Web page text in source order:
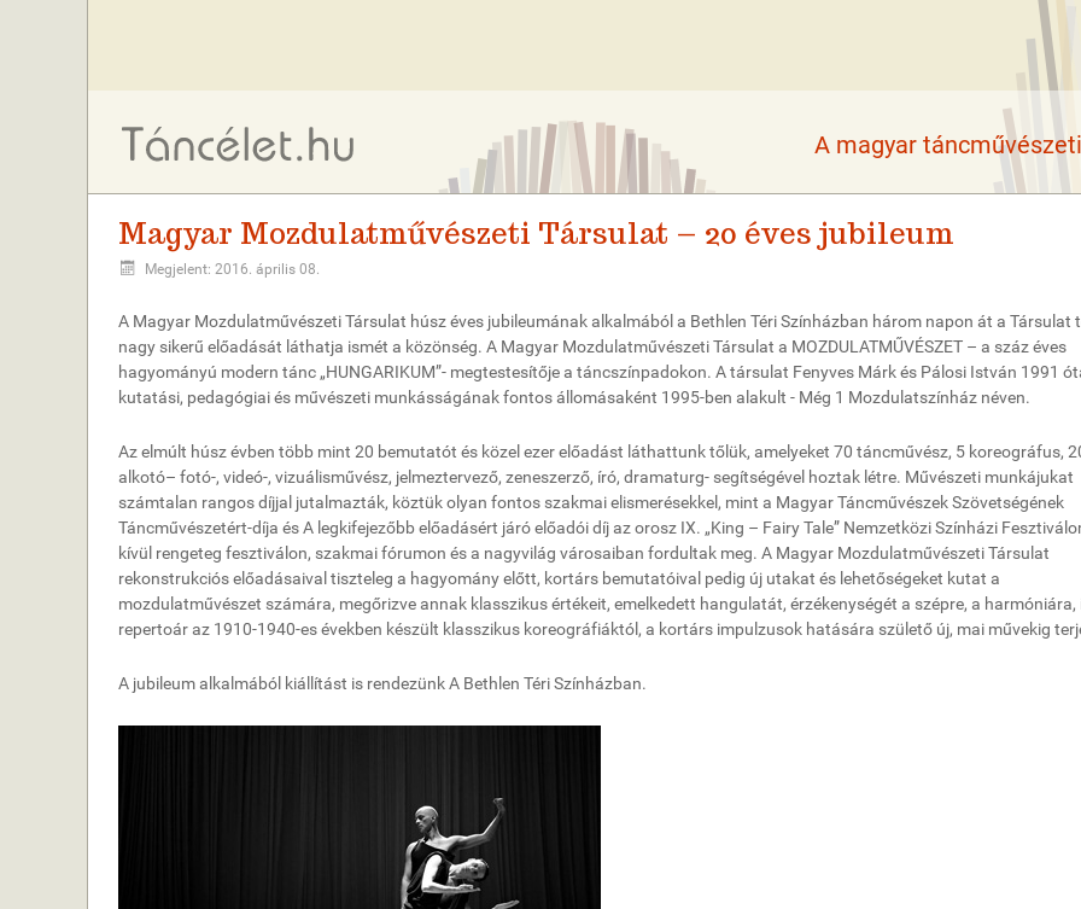
A magyar
Magyar Mozdulatművészeti Társulat – 20 éves jubileum
Megjelent: 2016. április 08.
A Magyar Mozdulatművészeti Társulat húsz éves jubileumának alkalmából a Bethlen Téri Színházban három napon át a Társulat
nagy sikerű előadását láthatja ismét a közönség. A Magyar Mozdulatművészeti Társulat a MOZDULATMŰVÉSZET – a száz éves
hagyományú modern tánc „HUNGARIKUM”- megtestesítője a táncszínpadokon. A társulat Fenyves Márk és Pálosi István 1991
kutatási, pedagógiai és művészeti munkásságának fontos állomásaként 1995-ben alakult - Még 1 Mozdulatszínház néven.
Az elmúlt húsz évben több mint 20 bemutatót és közel ezer előadást láthattunk tőlük, amelyeket 70 táncművész, 5 koreográfus,
alkotó– fotó-, videó-, vizuálisművész, jelmeztervező, zeneszerző, író, dramaturg- segítségével hoztak létre. Művészeti munkájukat
számtalan rangos díjjal jutalmazták, köztük olyan fontos szakmai elismerésekkel, mint a Magyar Táncművészek Szövetségének
Táncművészetért-díja és A legkifejezőbb előadásért járó előadói díj az orosz IX. „King – Fairy Tale” Nemzetközi Színházi
kívül rengeteg fesztiválon, szakmai fórumon és a nagyvilág városaiban fordultak meg. A Magyar Mozdulatművészeti Társulat
rekonstrukciós előadásaival tiszteleg a hagyomány előtt, kortárs bemutatóival pedig új utakat és lehetőségeket kutat a
mozdulatművészet számára, megőrizve annak klasszikus értékeit, emelkedett hangulatát, érzékenységét a szépre, a harmóniára,
repertoár az 1910-1940-es években készült klasszikus koreográfiáktól, a kortárs impulzusok hatására születő új, mai művekig
A jubileum alkalmából kiállítást is rendezünk A Bethlen Téri Színházban.